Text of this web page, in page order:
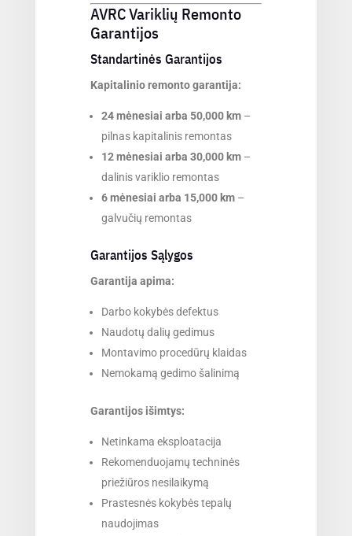
AVRC Variklių Remonto
Garantijos
Standartinės Garantijos
Kapitalinio remonto garantija:
24 mėnesiai arba 50,000 km–
pilnas kapitalinis remontas
12 mėnesiai arba 30,000 km–
dalinis variklio remontas
6 mėnesiai arba 15,000 km–
galvučių remontas
Garantijos Sąlygos
Garantija apima:
Darbo kokybės defektus
Naudotų dalių gedimus
Montavimo procedūrų klaidas
Nemokamą gedimo šalinimą
Garantijos išimtys:
Netinkama eksploatacija
Rekomenduojamų techninės
priežiūros nesilaikymą
Prastesnės kokybės tepalų
naudojimas